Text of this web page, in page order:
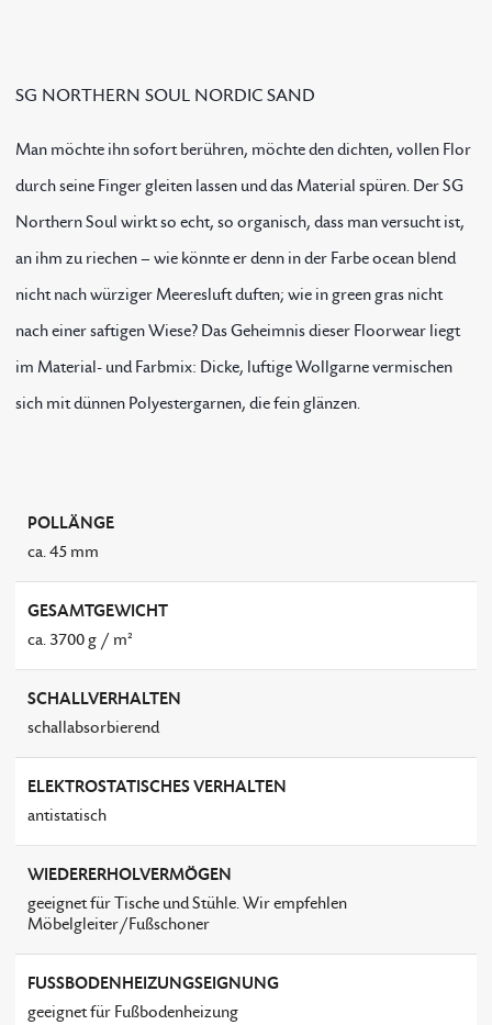
SG NORTHERN SOUL NORDIC SAND
Man möchte ihn sofort berühren, möchte den dichten, vollen Flor
durch seine Finger gleiten lassen und das Material spüren. Der SG
Northern Soul wirkt so echt, so organisch, dass man versucht ist,
an ihm zu riechen – wie könnte er denn in der Farbe ocean blend
nicht nach würziger Meeresluft duften; wie in green gras nicht
nach einer saftigen Wiese? Das Geheimnis dieser Floorwear liegt
im Material- und Farbmix: Dicke, luftige Wollgarne vermischen
sich mit dünnen Polyestergarnen, die fein glänzen.
POLLÄNGE
ca. 45 mm
GESAMTGEWICHT
ca. 3700 g / m²
SCHALLVERHALTEN
schallabsorbierend
ELEKTROSTATISCHES VERHALTEN
antistatisch
WIEDERERHOLVERMÖGEN
geeignet für Tische und Stühle. Wir empfehlen
Möbelgleiter/Fußschoner
FUSSBODENHEIZUNGSEIGNUNG
geeignet für Fußbodenheizung